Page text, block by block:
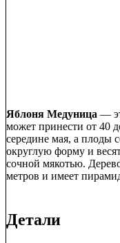
Яблоня Медуница —
может принести от 40
середине мая, а плоды
округлую форму и
сочной мякотью.
метров и имеет
Детали